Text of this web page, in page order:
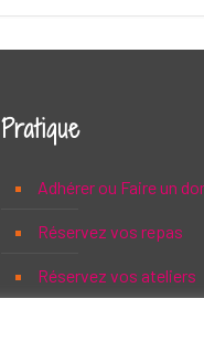
Pratique
Adhérer ou Faire un
Réservez vos repas
Réservez vos ateliers